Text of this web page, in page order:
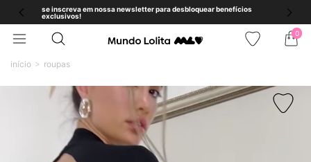
se inscreva em nossa newsletter para desbloquear benefícios
exclusivos!
0
início roupas